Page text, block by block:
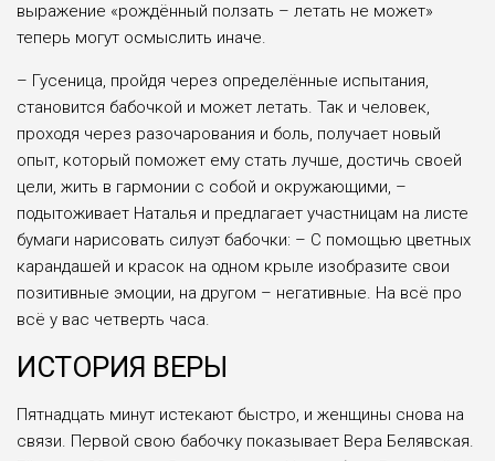
выражение «рождённый ползать – летать не может»
теперь могут осмыслить иначе.
– Гусеница, пройдя через определённые испытания,
становится бабочкой и может летать. Так и человек,
проходя через разочарования и боль, получает новый
опыт, который поможет ему стать лучше, достичь своей
цели, жить в гармонии с собой и окружающими, –
подытоживает Наталья и предлагает участницам на листе
бумаги нарисовать силуэт бабочки: – С помощью цветных
карандашей и красок на одном крыле изобразите свои
позитивные эмоции, на другом – негативные. На всё про
всё у вас четверть часа.
ИСТОРИЯ ВЕРЫ
Пятнадцать минут истекают быстро, и женщины снова на
связи. Первой свою бабочку показывает Вера Белявская.